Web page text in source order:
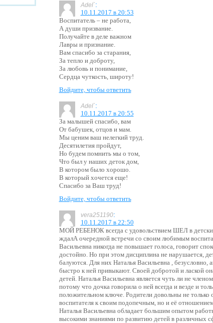
Adel`:
10.11.2017 в 20:53
Воспитатель – не работа,
А души призвание.
Получайте в деле важном
Лавры и признание.
Вам спасибо за старания,
За тепло и доброту,
За любовь и понимание,
Сердца чуткость, широту!
Войдите, чтобы ответить
Adel`:
10.11.2017 в 20:55
За малышей спасибо, вам
От бабушек, отцов и мам.
Мы ценим ваш нелегкий труд.
Десятилетия пройдут,
Но будем помнить мы о том,
Что был у наших деток дом,
В котором было хорошо.
В который хочется еще!
Спасибо за Ваш труд!
Войдите, чтобы ответить
vera251190:
10.11.2017 в 22:50
МОЙ РЕБЕНОК всегда с удовольствием ШЕЛ в
ждалА очередной встречи со своим любимым
Васильевна никогда не повышает голоса, говорит
достойно. Но при этом дисциплина не нарушается,
балуются. Для них Наталья Васильевна , безусловно,
быстро к ней привыкают. Своей добротой и лаской
детей. Наталья Васильевна является чуть ли не
потому что дочка говорила о ней всегда и везде и
положительном ключе. Родители довольны не только
воспитателя к своим подопечным, но и её
Наталья Васильевна обладает большим опытом
высокими знаниями по развитию детей в различных